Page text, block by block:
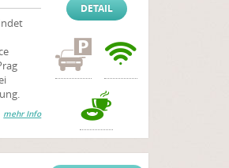
mehr Info
DETAIL